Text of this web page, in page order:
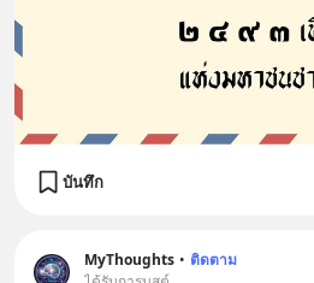
บันทึก
MyThoughts • ติดตาม